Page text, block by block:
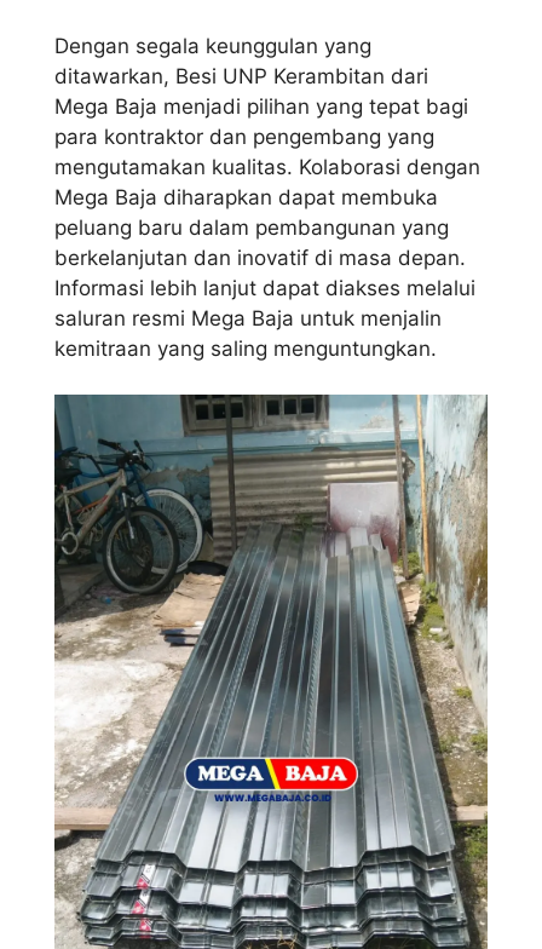
Dengan segala keunggulan yang
ditawarkan, Besi UNP Kerambitan dari
Mega Baja menjadi pilihan yang tepat bagi
para kontraktor dan pengembang yang
mengutamakan kualitas. Kolaborasi dengan
Mega Baja diharapkan dapat membuka
peluang baru dalam pembangunan yang
berkelanjutan dan inovatif di masa depan.
Informasi lebih lanjut dapat diakses melalui
saluran resmi Mega Baja untuk menjalin
kemitraan yang saling menguntungkan.